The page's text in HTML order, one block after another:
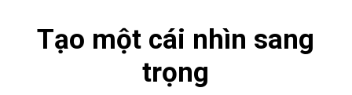
Tạo một cái nhìn sang
trọng